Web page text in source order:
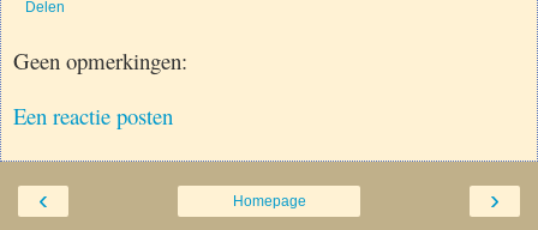
Delen
Geen opmerkingen:
Een reactie posten
‹ ›
Homepage